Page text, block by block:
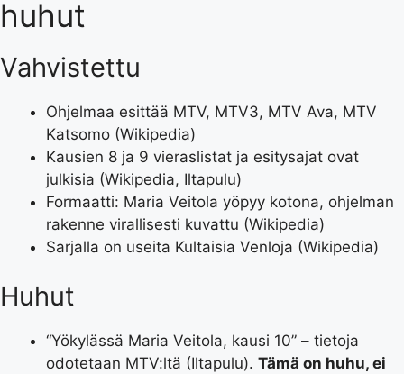
huhut
Vahvistettu
Ohjelmaa esittää MTV, MTV3, MTV Ava, MTV
Katsomo (Wikipedia)
Kausien 8 ja 9 vieraslistat ja esitysajat ovat
julkisia (Wikipedia, Iltapulu)
Formaatti: Maria Veitola yöpyy kotona, ohjelman
rakenne virallisesti kuvattu (Wikipedia)
Sarjalla on useita Kultaisia Venloja (Wikipedia)
Huhut
“Yökylässä Maria Veitola, kausi 10” – tietoja
odotetaan MTV:ltä (Iltapulu). Tämä on huhu, ei